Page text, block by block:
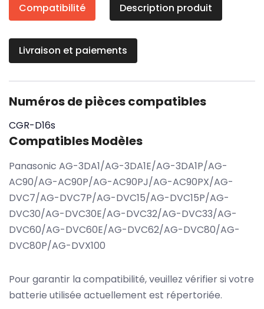
Compatibilité Description produit
Livraison et paiements
Numéros de pièces compatibles
CGR-D16s
Compatibles Modèles
Panasonic AG-3DA1/AG-3DA1E/AG-3DA1P/AG-
AC90/AG-AC90P/AG-AC90PJ/AG-AC90PX/AG-
DVC7/AG-DVC7P/AG-DVC15/AG-DVC15P/AG-
DVC30/AG-DVC30E/AG-DVC32/AG-DVC33/AG-
DVC60/AG-DVC60E/AG-DVC62/AG-DVC80/AG-
DVC80P/AG-DVX100
Pour garantir la compatibilité, veuillez vérifier si votre
batterie utilisée actuellement est répertoriée.